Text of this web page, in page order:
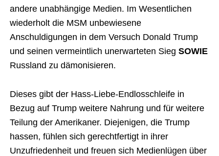
andere unabhängige Medien. Im Wesentlichen
wiederholt die MSM unbewiesene
Anschuldigungen in dem Versuch Donald Trump
und seinen vermeintlich unerwarteten Sieg SOWIE
Russland zu dämonisieren.
Dieses gibt der Hass-Liebe-Endlosschleife in
Bezug auf Trump weitere Nahrung und für weitere
Teilung der Amerikaner. Diejenigen, die Trump
hassen, fühlen sich gerechtfertigt in ihrer
Unzufriedenheit und freuen sich Medienlügen über